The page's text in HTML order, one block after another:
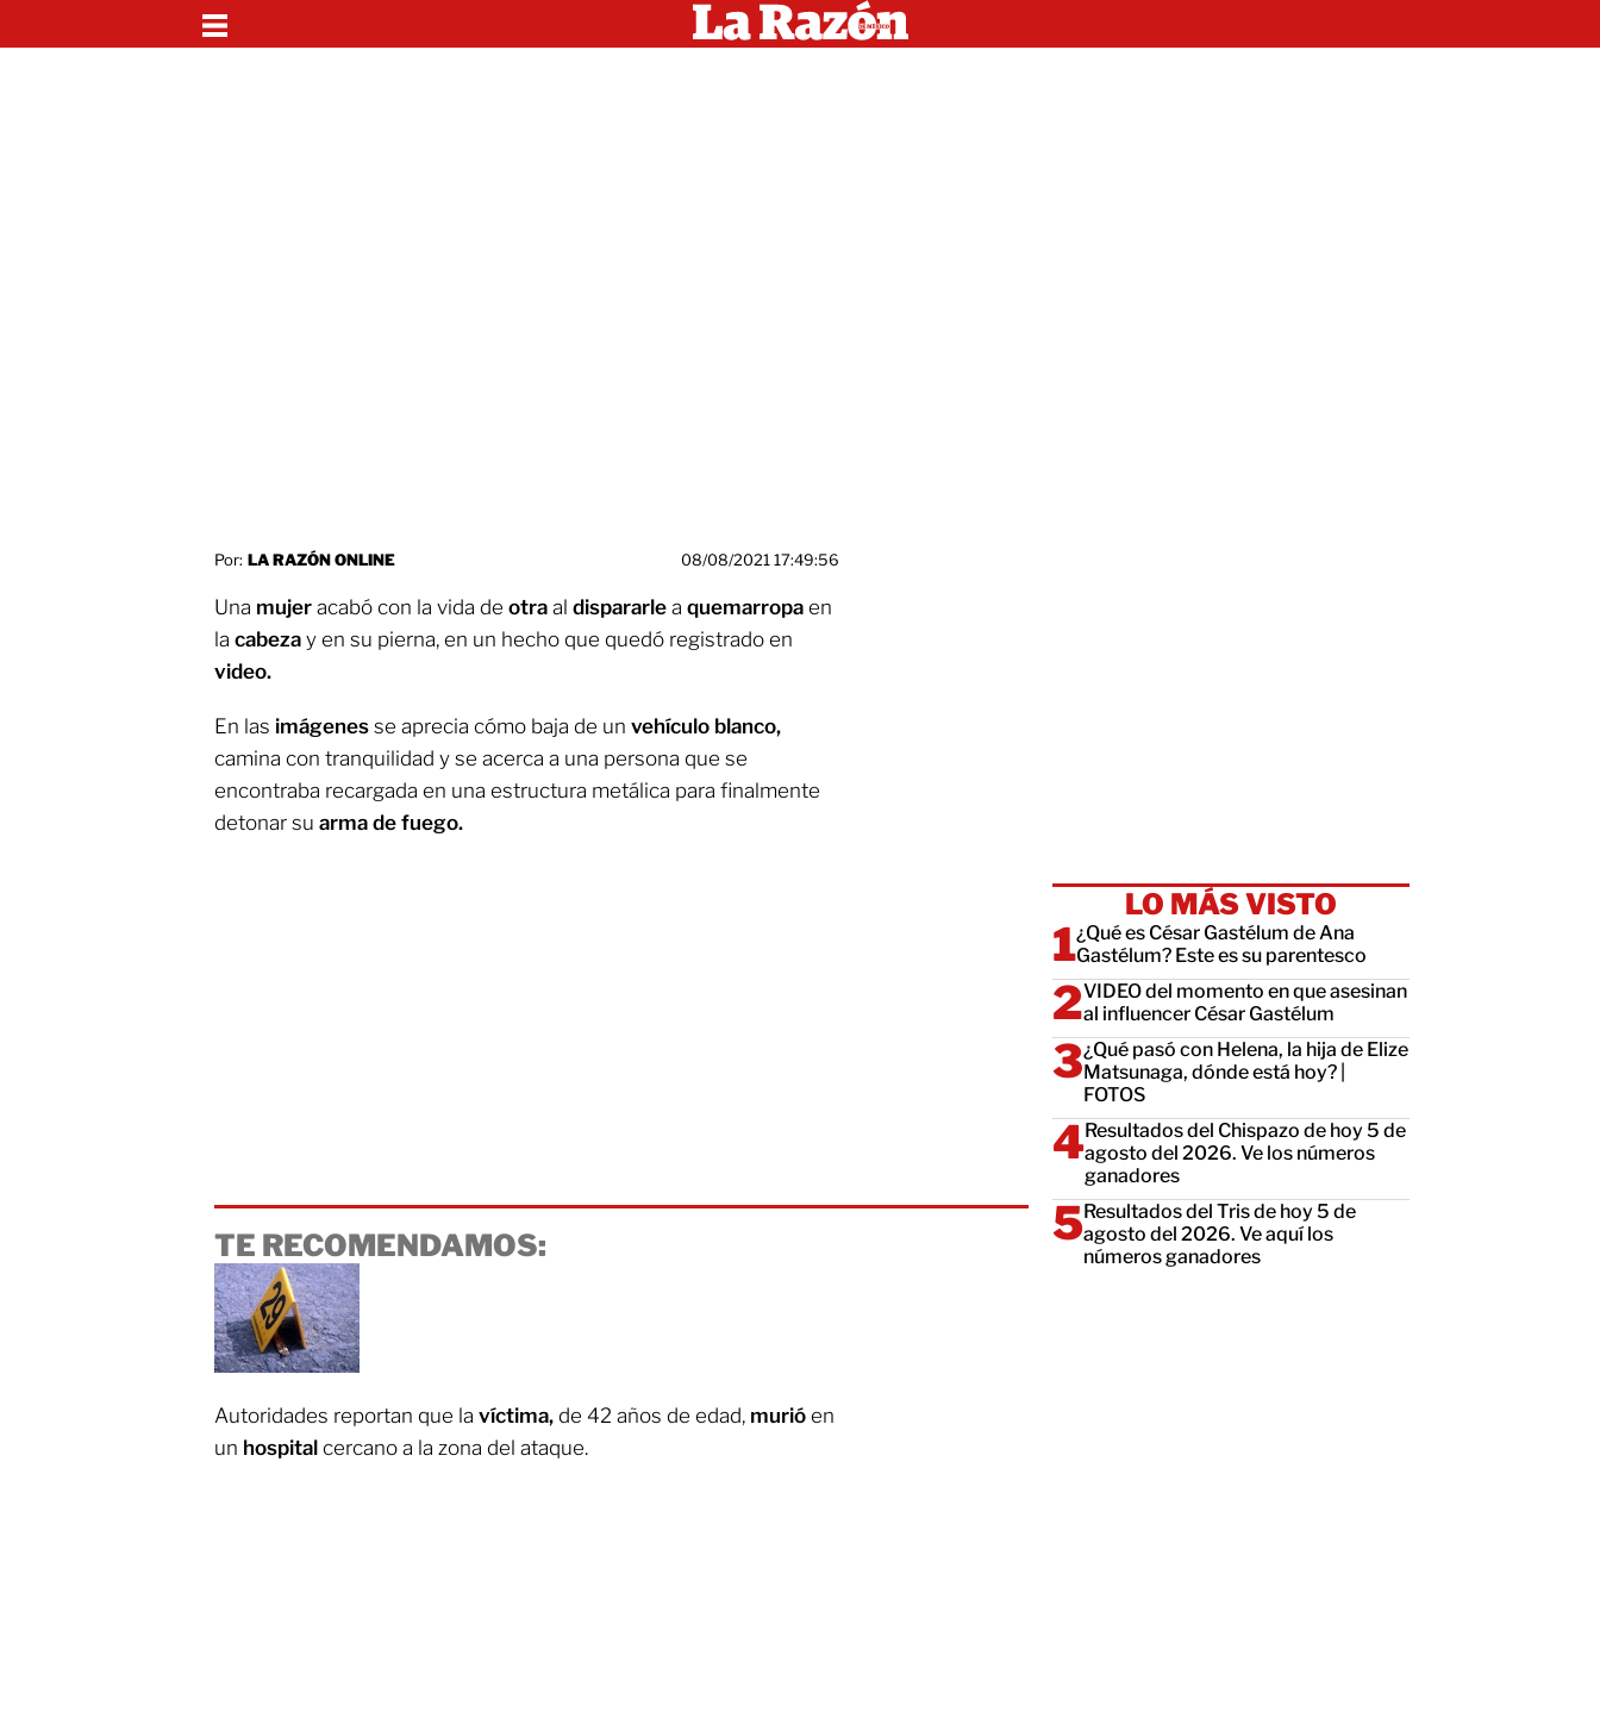
Por: LA RAZÓN ONLINE 08/08/2021 17:49:56
Una mujer acabó con la vida de otra al dispararle a quemarropa en
la cabeza y en su pierna, en un hecho que quedó registrado en
video.
En las imágenes se aprecia cómo baja de un vehículo blanco,
camina con tranquilidad y se acerca a una persona que se
encontraba recargada en una estructura metálica para finalmente
detonar su arma de fuego.
TE RECOMENDAMOS:
Autoridades reportan que la víctima, de 42 años de edad, murió en
un hospital cercano a la zona del ataque.
LO MÁS VISTO
¿Qué es César Gastélum de Ana
Gastélum? Este es su parentesco
VIDEO del momento en que asesinan
al influencer César Gastélum
¿Qué pasó con Helena, la hija de Elize
Matsunaga, dónde está hoy? |
FOTOS
Resultados del Chispazo de hoy 5 de
agosto del 2026. Ve los números
ganadores
Resultados del Tris de hoy 5 de
agosto del 2026. Ve aquí los
números ganadores